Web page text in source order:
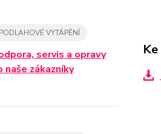
VYTÁPĚNÍ
servis a opravy
naše zákazníky